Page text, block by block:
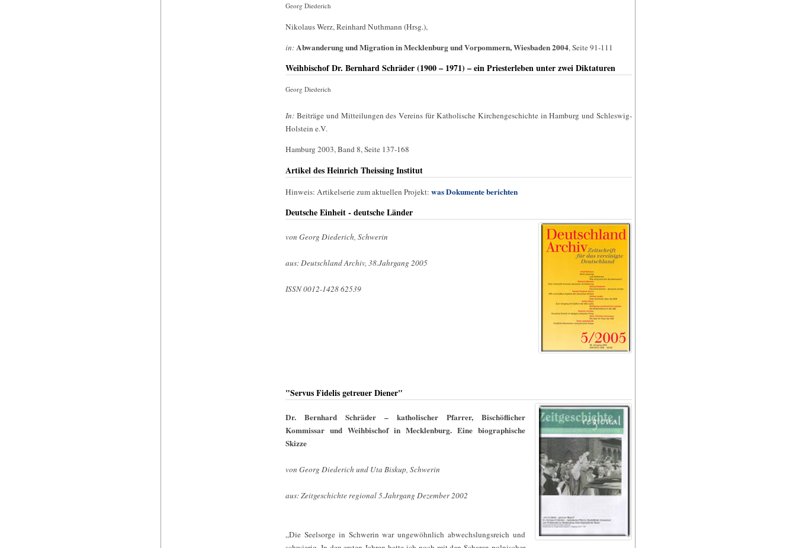
Georg Diederich
Nikolaus Werz, Reinhard Nuthmann (Hrsg.),
in:Abwanderung und Migration in Mecklenburg und Vorpommern, Wiesbaden 2004, Seite 91-111
Weihbischof Dr. Bernhard Schräder (1900 – 1971) – ein Priesterleben unter zwei Diktaturen
Georg Diederich
In: Beiträge und Mitteilungen des Vereins für Katholische Kirchengeschichte in Hamburg und Schleswig-
Holstein e.V.
Hamburg 2003, Band 8, Seite 137-168
Artikel des Heinrich Theissing Institut
Hinweis: Artikelserie zum aktuellen Projekt: was Dokumente berichten
Deutsche Einheit - deutsche Länder
von Georg Diederich, Schwerin
aus: Deutschland Archiv, 38.Jahrgang 2005
ISSN 0012-1428 62539
"Servus Fidelis getreuer Diener"
Dr. Bernhard Schräder – katholischer Pfarrer, Bischöflicher
Kommissar und Weihbischof in Mecklenburg. Eine biographische
Skizze
von Georg Diederich und Uta Biskup, Schwerin
aus: Zeitgeschichte regional 5.Jahrgang Dezember 2002
„Die Seelsorge in Schwerin war ungewöhnlich abwechslungsreich und